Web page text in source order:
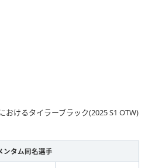
おけるタイラーブラック(2025 S1 OTW)
ンタム同名選手